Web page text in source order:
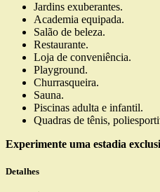
Jardins exuberantes.
Academia equipada.
Salão de beleza.
Restaurante.
Loja de conveniência.
Playground.
Churrasqueira.
Sauna.
Piscinas adulta e infantil.
Quadras de tênis,
Experimente uma estadia
Detalhes